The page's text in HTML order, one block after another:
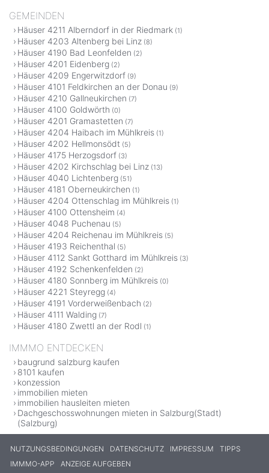
GEMEINDEN
Häuser 4211 Alberndorf in der Riedmark (1)
Häuser 4203 Altenberg bei Linz (8)
Häuser 4190 Bad Leonfelden (2)
Häuser 4201 Eidenberg (2)
Häuser 4209 Engerwitzdorf (9)
Häuser 4101 Feldkirchen an der Donau (9)
Häuser 4210 Gallneukirchen (7)
Häuser 4100 Goldwörth (0)
Häuser 4201 Gramastetten (7)
Häuser 4204 Haibach im Mühlkreis (1)
Häuser 4202 Hellmonsödt (5)
Häuser 4175 Herzogsdorf (3)
Häuser 4202 Kirchschlag bei Linz (13)
Häuser 4040 Lichtenberg (51)
Häuser 4181 Oberneukirchen (1)
Häuser 4204 Ottenschlag im Mühlkreis (1)
Häuser 4100 Ottensheim (4)
Häuser 4048 Puchenau (5)
Häuser 4204 Reichenau im Mühlkreis (5)
Häuser 4193 Reichenthal (5)
Häuser 4112 Sankt Gotthard im Mühlkreis (3)
Häuser 4192 Schenkenfelden (2)
Häuser 4180 Sonnberg im Mühlkreis (0)
Häuser 4221 Steyregg (4)
Häuser 4191 Vorderweißenbach (2)
Häuser 4111 Walding (7)
Häuser 4180 Zwettl an der Rodl (1)
IMMMO ENTDECKEN
baugrund salzburg kaufen
8101 kaufen
konzession
immobilien mieten
immobilien hausleiten mieten
Dachgeschosswohnungen mieten in Salzburg(Stadt)
(Salzburg)
NUTZUNGSBEDINGUNGEN DATENSCHUTZ IMPRESSUM
TIPPS
IMMMO-APP
ANZEIGE AUFGEBEN